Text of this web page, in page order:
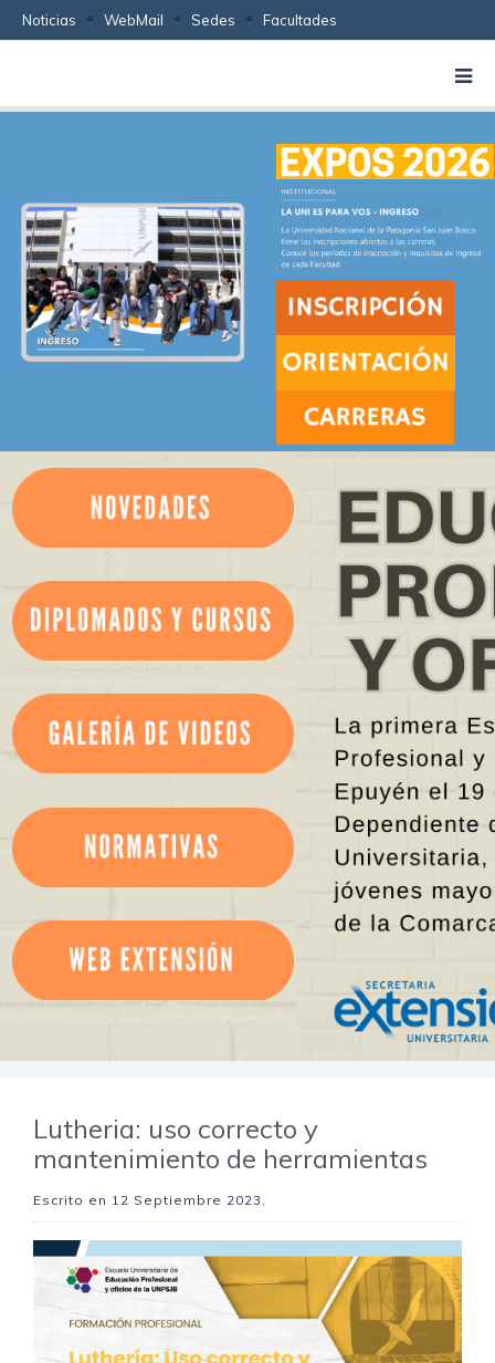
Noticias WebMail Sedes Facultades
Lutheria: uso correcto y
mantenimiento de herramientas
Escrito en 12 Septiembre 2023 .